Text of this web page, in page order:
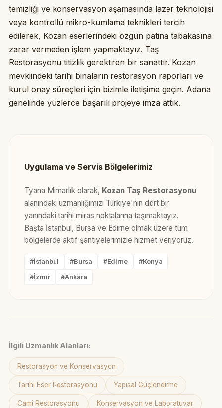
temizliği ve konservasyon aşamasında lazer teknolojisi
veya kontrollü mikro-kumlama teknikleri tercih
edilerek, Kozan eserlerindeki özgün patina tabakasına
zarar vermeden işlem yapmaktayız. Taş
Restorasyonu titizlik gerektiren bir sanattır. Kozan
mevkiindeki tarihi binaların restorasyon raporları ve
kurul onay süreçleri için bizimle iletişime geçin. Adana
genelinde yüzlerce başarılı projeye imza attık.
Uygulama ve Servis Bölgelerimiz
Tyana Mimarlık olarak, Kozan Taş Restorasyonu
alanındaki uzmanlığımızı Türkiye'nin dört bir
yanındaki tarihi miras noktalarına taşımaktayız.
Başta İstanbul, Bursa ve Edirne olmak üzere tüm
bölgelerde aktif şantiyelerimizle hizmet veriyoruz.
#İstanbul #Bursa #Edirne #Konya
#İzmir #Ankara
İlgili Uzmanlık Alanları:
Restorasyon ve Konservasyon
Tarihi Eser Restorasyonu Yapısal Güçlendirme
Cami Restorasyonu Konservasyon ve Laboratuvar